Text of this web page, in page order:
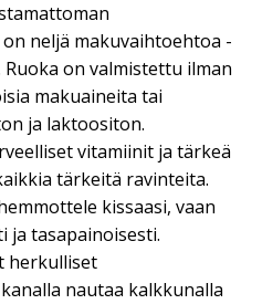
neljä makuvaihtoehtoa -
on valmistettu ilman
makuaineita tai
ja laktoositon.
vitamiinit ja tärkeä
tärkeitä ravinteita.
kissaasi, vaan
ja tasapainoisesti.
herkulliset
nautaa kalkkunalla